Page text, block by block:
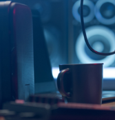
Service
MEMBERS
社員一覧